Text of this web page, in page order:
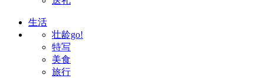
生活
壮龄go!
特写
美食
旅行